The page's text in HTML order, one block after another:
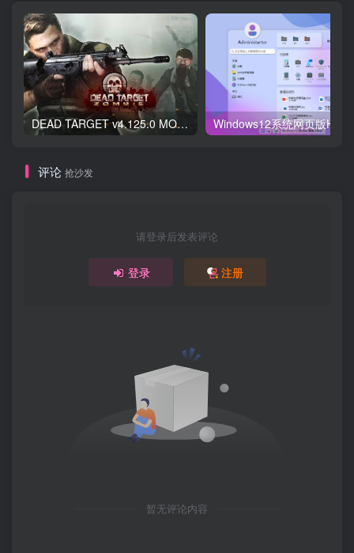
DEAD TARGET v4.125.0 MOD APK (Unlimited Money, Mega Menu)
评论 抢沙发
请登录后发表评论
登录 注册
暂无评论内容